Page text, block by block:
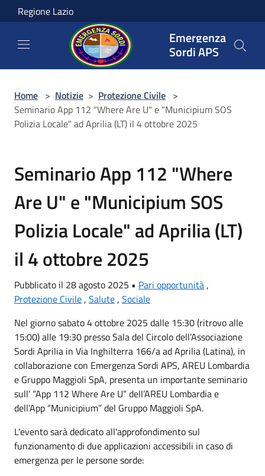
Salta al contenuto principale
Regione Lazio
Emergenza
Sordi APS
Home > Notizie > Protezione Civile >
Seminario App 112 "Where Are U" e "Municipium SOS
Polizia Locale" ad Aprilia (LT) il 4 ottobre 2025
Seminario App 112 "Where
Are U" e "Municipium SOS
Polizia Locale" ad Aprilia (LT)
il 4 ottobre 2025
Pubblicato il 28 agosto 2025 • Pari opportunità,
Protezione Civile, Salute, Sociale
Nel giorno sabato 4 ottobre 2025 dalle 15:30 (ritrovo alle
15:00) alle 19:30 presso Sala del Circolo dell’Associazione
Sordi Aprilia in Via Inghilterra 166/a ad Aprilia (Latina), in
collaborazione con Emergenza Sordi APS, AREU Lombardia
e Gruppo Maggioli SpA, presenta un importante seminario
sull’ “App 112 Where Are U” dell’AREU Lombardia e
dell’App “Municipium” del Gruppo Maggioli SpA.
L'evento sarà dedicato all'approfondimento sul
funzionamento di due applicazioni accessibili in caso di
emergenza per le persone sorde: